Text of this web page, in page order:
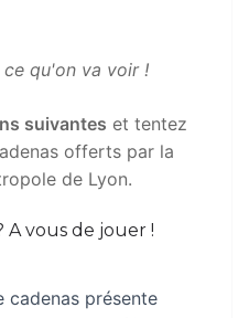
qu'on va voir !
suivantes et tentez
offerts par la
de Lyon.
vous de jouer !
cadenas présente